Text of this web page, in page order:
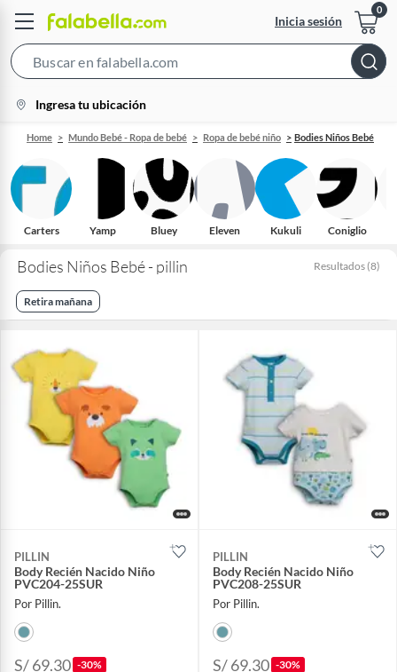
Inicia sesión
Bar
location-
icon
Ingresa tu ubicación
Home Mundo Bebé - Ropa de bebé Ropa de bebé niño Bodies Niños Bebé
Carters Yamp Bluey Eleven Kukuli Coniglio
Bodies Niños Bebé - pillin Resultados (8)
Retira mañana
PILLIN
Body Recién Nacido Niño
PVC204-25SUR
Por Pillin.
S/ 69.30 -30%
PILLIN
Body Recién Nacido Niño
PVC208-25SUR
Por Pillin.
S/ 69.30 -30%